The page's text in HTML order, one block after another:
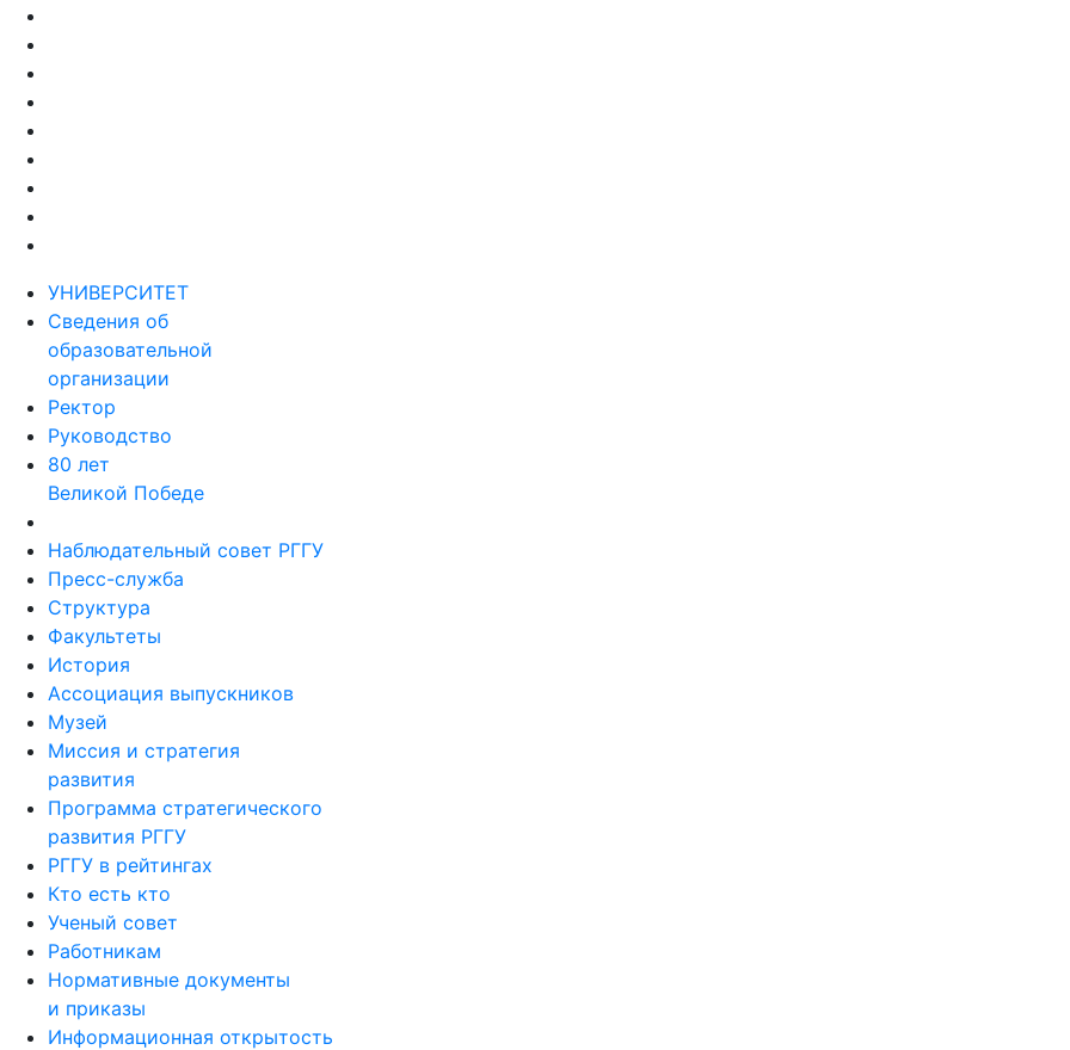
История
Ассоциация выпускников
Музей
Миссия и стратегия
развития
Программа стратегического
развития РГГУ
РГГУ в рейтингах
Ученый совет
Работникам
Нормативные документы
и приказы
Информационная открытость
Фонд управления
целевым капиталом
Юридическая клиника
Фирменный стиль
Кампус
Электронные заявки
Архив РГГУ
Контакты
Противодействие коррупции
Профилактика и противодействие
идеологии терроризма
и экстремизма